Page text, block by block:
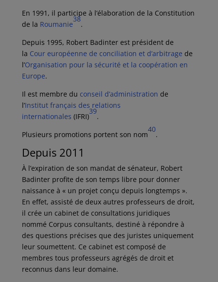
En 1991, il participe à l’élaboration de la Constitution
de la Roumanie
38
.
Depuis 1995, Robert Badinter est président de
la Cour européenne de conciliation et d’arbitrage de
l’Organisation pour la sécurité et la coopération en
Europe.
Il est membre du conseil d’administration de
l’Institut français des relations
internationales (IFRI)
39
.
Plusieurs promotions portent son nom
40
.
Depuis 2011
À l’expiration de son mandat de sénateur, Robert
Badinter profite de son temps libre pour donner
naissance à « un projet conçu depuis longtemps ».
En effet, assisté de deux autres professeurs de droit,
il crée un cabinet de consultations juridiques
nommé Corpus consultants, destiné à répondre à
des questions précises que des juristes uniquement
leur soumettent. Ce cabinet est composé de
membres tous professeurs agrégés de droit et
reconnus dans leur domaine.